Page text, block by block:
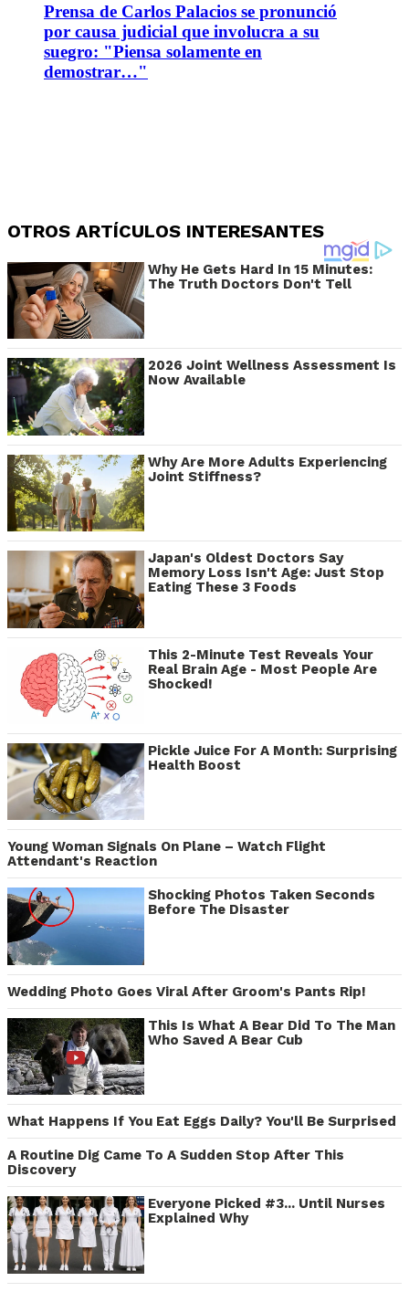
Prensa de Carlos Palacios se pronunció
por causa judicial que involucra a su
suegro: "Piensa solamente en
demostrar…"
OTROS ARTÍCULOS INTERESANTES
Why He Gets Hard In 15 Minutes:
The Truth Doctors Don't Tell
2026 Joint Wellness Assessment Is
Now Available
Why Are More Adults Experiencing
Joint Stiffness?
Japan's Oldest Doctors Say
Memory Loss Isn't Age: Just Stop
Eating These 3 Foods
This 2-Minute Test Reveals Your
Real Brain Age - Most People Are
Shocked!
Pickle Juice For A Month: Surprising
Health Boost
Young Woman Signals On Plane – Watch Flight
Attendant's Reaction
Shocking Photos Taken Seconds
Before The Disaster
Wedding Photo Goes Viral After Groom's Pants Rip!
This Is What A Bear Did To The Man
Who Saved A Bear Cub
What Happens If You Eat Eggs Daily? You'll Be Surprised
A Routine Dig Came To A Sudden Stop After This
Discovery
Everyone Picked #3... Until Nurses
Explained Why